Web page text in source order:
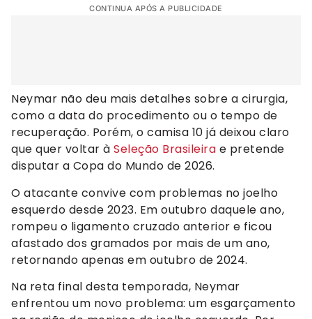
CONTINUA APÓS A PUBLICIDADE
Neymar não deu mais detalhes sobre a cirurgia,
como a data do procedimento ou o tempo de
recuperação. Porém, o camisa 10 já deixou claro
que quer voltar à Seleção Brasileira e pretende
disputar a Copa do Mundo de 2026.
O atacante convive com problemas no joelho
esquerdo desde 2023. Em outubro daquele ano,
rompeu o ligamento cruzado anterior e ficou
afastado dos gramados por mais de um ano,
retornando apenas em outubro de 2024.
Na reta final desta temporada, Neymar
enfrentou um novo problema: um esgarçamento